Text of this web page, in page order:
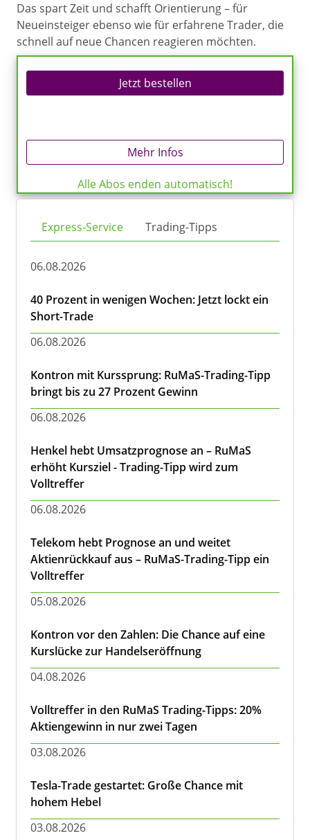
Das spart Zeit und schafft Orientierung – für
Neueinsteiger ebenso wie für erfahrene Trader, die
schnell auf neue Chancen reagieren möchten.
Jetzt bestellen
Mehr Infos
Alle Abos enden automatisch!
Express-Service Trading-Tipps
06.08.2026
40 Prozent in wenigen Wochen: Jetzt lockt ein
Short-Trade
06.08.2026
Kontron mit Kurssprung: RuMaS-Trading-Tipp
bringt bis zu 27 Prozent Gewinn
06.08.2026
Henkel hebt Umsatzprognose an – RuMaS
erhöht Kursziel - Trading-Tipp wird zum
Volltreffer
06.08.2026
Telekom hebt Prognose an und weitet
Aktienrückkauf aus – RuMaS-Trading-Tipp ein
Volltreffer
05.08.2026
Kontron vor den Zahlen: Die Chance auf eine
Kurslücke zur Handelseröffnung
04.08.2026
Volltreffer in den RuMaS Trading-Tipps: 20%
Aktiengewinn in nur zwei Tagen
03.08.2026
Tesla-Trade gestartet: Große Chance mit
hohem Hebel
03.08.2026